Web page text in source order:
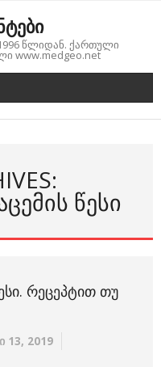
წლიდან. ქართული
www.medgeo.net
ᲬᲔᲡᲘ
ᲠᲔᲪᲔᲞᲢᲘᲗ ᲗᲣ
13, 2019